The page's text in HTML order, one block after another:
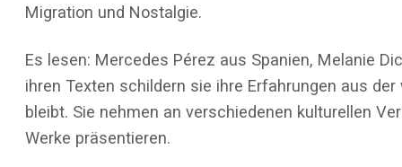
Migration und Nostalgie.
Es lesen: Mercedes Pérez aus Spanien, Melanie
ihren Texten schildern sie ihre Erfahrungen aus
bleibt. Sie nehmen an verschiedenen kulturellen
Werke präsentieren.